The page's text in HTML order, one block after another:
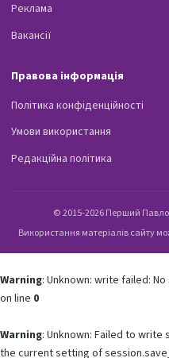
Реклама
Вакансії
Правова інформація
Політика конфіденційності
Умови використання
Редакційна політика
© 2015-2026 Перший
Використання матеріалів сайту
Warning: Unknown: write failed:
on line 0
Warning: Unknown: Failed to
the current setting of